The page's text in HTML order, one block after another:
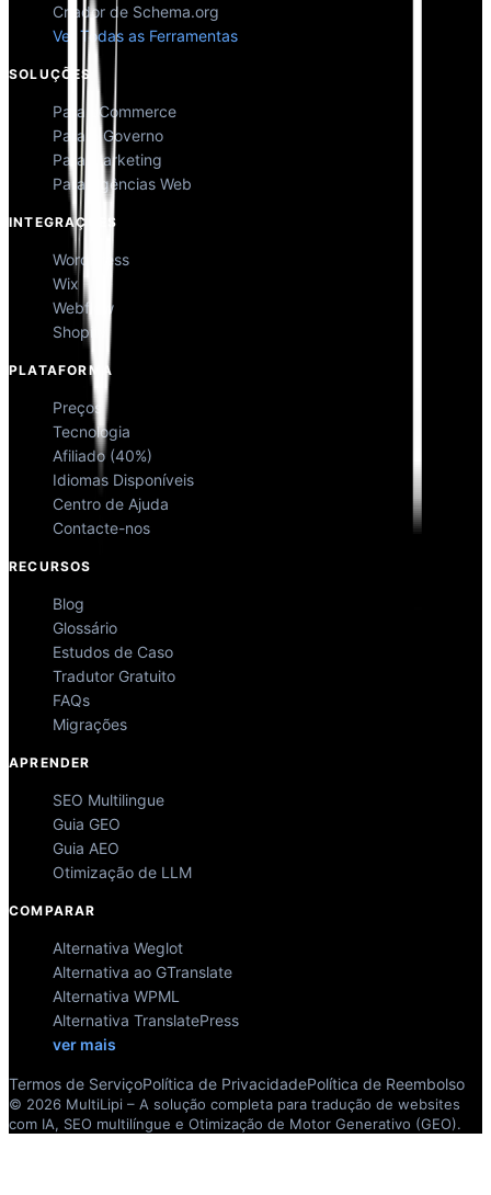
Criador de Schema.org
Ver Todas as Ferramentas
SOLUÇÕES
Para eCommerce
Para o Governo
Para Marketing
Para Agências Web
INTEGRAÇÕES
WordPress
Wix
Webflow
Shopify
PLATAFORMA
Preços
Tecnologia
Afiliado (40%)
Idiomas Disponíveis
Centro de Ajuda
Contacte-nos
RECURSOS
Blog
Glossário
Estudos de Caso
Tradutor Gratuito
FAQs
Migrações
APRENDER
SEO Multilingue
Guia GEO
Guia AEO
Otimização de LLM
COMPARAR
Alternativa Weglot
Alternativa ao GTranslate
Alternativa WPML
Alternativa TranslatePress
ver mais
Termos de ServiçoPolítica de PrivacidadePolítica de Reembolso
© 2026 MultiLipi – A solução completa para tradução de websites
com IA, SEO multilíngue e Otimização de Motor Generativo (GEO).